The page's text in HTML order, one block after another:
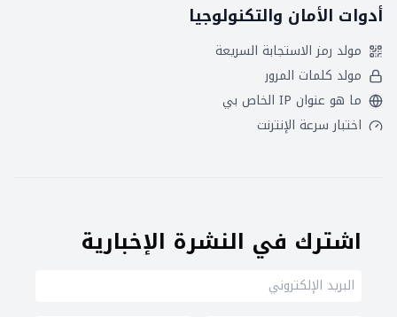
أدوات الأمان والتكنولوجيا
مولد رمز الاستجابة السريعة
مولد كلمات المرور
ما هو عنوان IP الخاص بي
اختبار سرعة الإنترنت
اشترك في النشرة الإخبارية